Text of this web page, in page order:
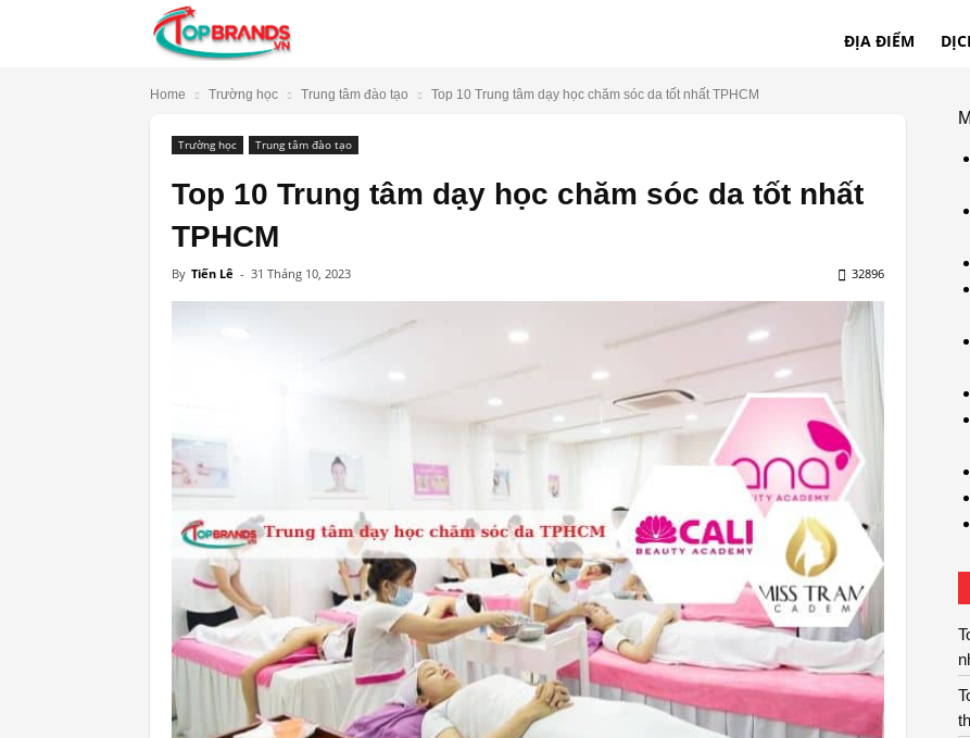
ĐỊA ĐIỂM
Home Trường học Trung tâm đào tạo Top 10 Trung tâm dạy học chăm sóc da tốt nhất TPHCM
Trường học Trung tâm đào tạo
Top 10 Trung tâm dạy học chăm sóc da tốt nhất
TPHCM
By Tiến Lê - 31 Tháng 10, 2023 32896